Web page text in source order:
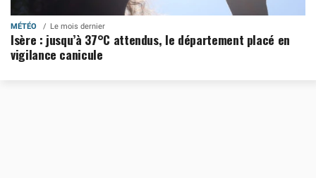
MÉTÉO Le mois dernier
Isère : jusqu’à 37°C attendus, le département placé en
vigilance canicule